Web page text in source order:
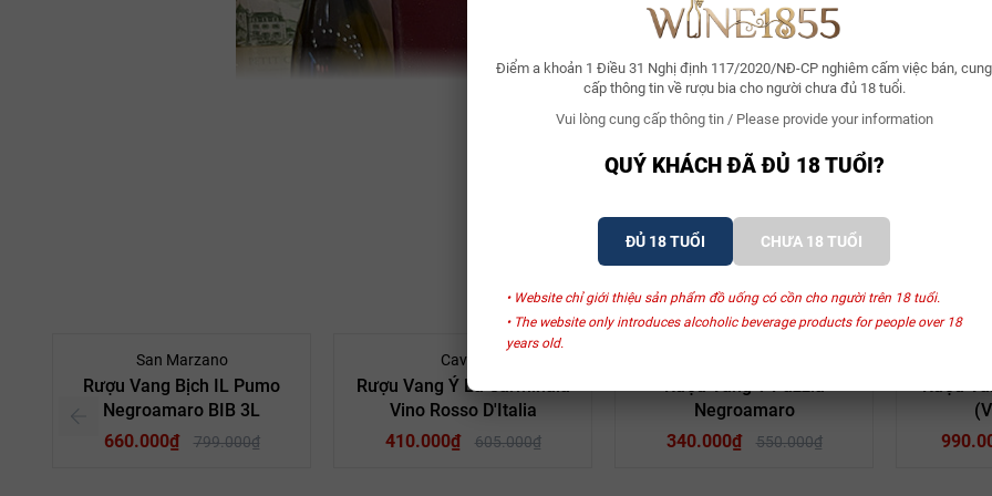
Điểm a khoản 1 Điều 31 Nghị định 117/2020/NĐ-CP nghiêm cấm việc bán, cung
cấp thông tin về rượu bia cho người chưa đủ 18 tuổi.
Vui lòng cung cấp thông tin / Please provide your information
QUÝ KHÁCH ĐÃ ĐỦ 18 TUỔI?
ĐỦ 18 TUỔI CHƯA 18 TUỔI
• Website chỉ giới thiệu sản phẩm đồ uống có cồn cho người trên 18 tuổi.
• The website only introduces alcoholic beverage products for people over 18
years old.
Xem thêm
SẢN PHẨM LIÊN QUAN
San Marzano
Rượu Vang Bịch IL Pumo
Negroamaro BIB 3L
660.000₫
799.000₫
Caviro
Rượu Vang Ý La Carminaia
Vino Rosso D'Italia
410.000₫
605.000₫
Negroamaro
340.000₫
550.000₫
Rượu